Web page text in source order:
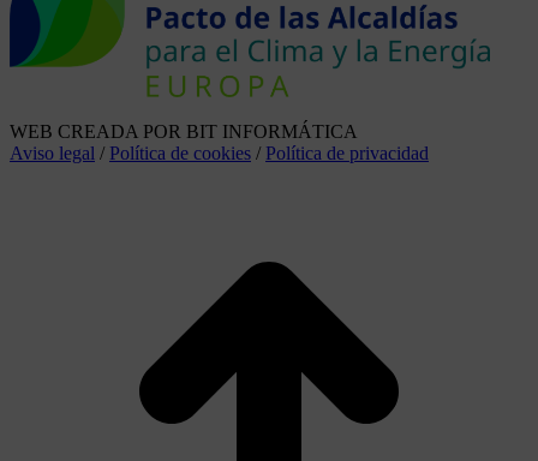
WEB CREADA POR BIT INFORMÁTICA
Aviso legal / Política de cookies / Política de privacidad